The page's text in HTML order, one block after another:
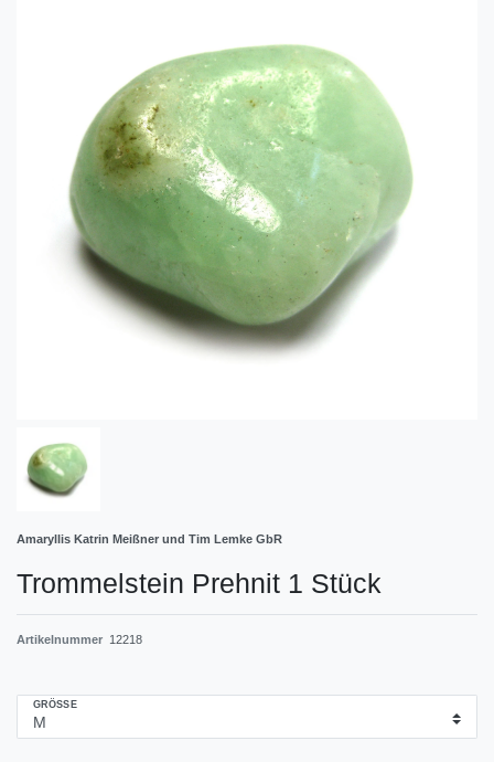
Amaryllis Katrin Meißner und Tim Lemke GbR
Trommelstein Prehnit 1 Stück
Artikelnummer 12218
GRÖSSE